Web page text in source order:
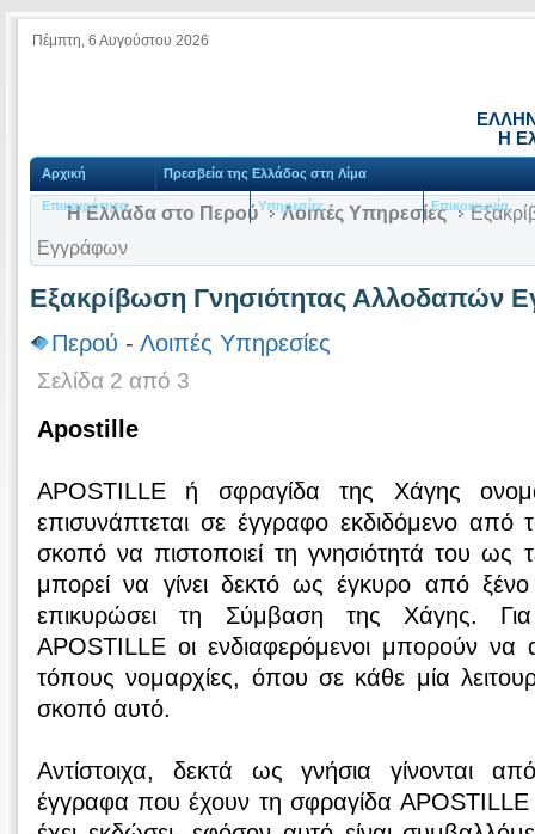
Πέμπτη, 6 Αυγούστου 2026
Η
Αρχική Πρεσβεία της Ελλάδος στη Λίμα
Επικαιρότητα Υπηρεσίες Επικοινωνία
Η Ελλάδα στο Περού Λοιπές Υπηρεσίες
Εγγράφων
Εξακρίβωση Γνησιότητας Αλλοδαπών
Περού - Λοιπές Υπηρεσίες
Σελίδα 2 από 3
Apostille
APOSTILLE ή σφραγίδα της Χάγης
επισυνάπτεται σε έγγραφο εκδιδόμενο από
σκοπό να πιστοποιεί τη γνησιότητά του ως
μπορεί να γίνει δεκτό ως έγκυρο από
επικυρώσει τη Σύμβαση της Χάγης.
APOSTILLE οι ενδιαφερόμενοι μπορούν να
τόπους νομαρχίες, όπου σε κάθε μία
σκοπό αυτό.
Αντίστοιχα, δεκτά ως γνήσια γίνονται
έγγραφα που έχουν τη σφραγίδα